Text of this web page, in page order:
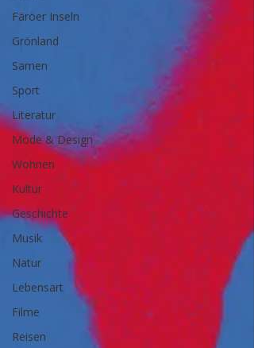
Färöer Inseln
Grönland
Samen
Sport
Literatur
Mode & Design
Wohnen
Kultur
Geschichte
Musik
Natur
Lebensart
Filme
Reisen